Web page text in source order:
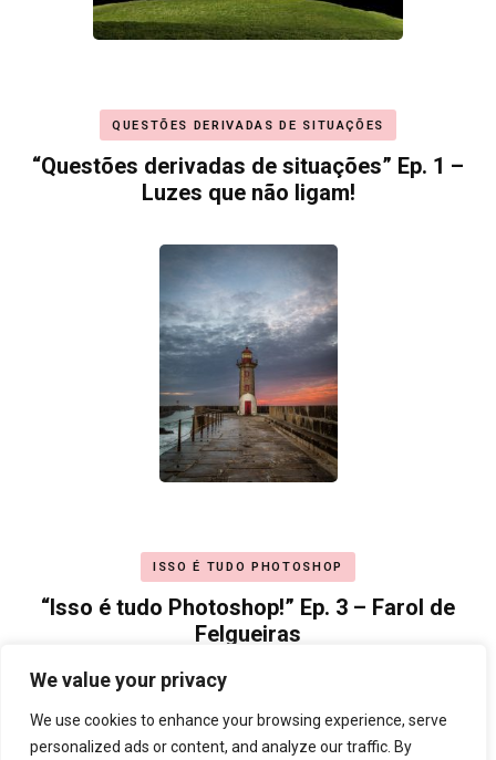
We value your privacy
We use cookies to enhance your browsing experience, serve
personalized ads or content, and analyze our traffic. By
QUESTÕES DERIVADAS DE SITUAÇÕES
“Questões derivadas de situações” Ep. 1 –
Luzes que não ligam!
ISSO É TUDO PHOTOSHOP
“Isso é tudo Photoshop!” Ep. 3 – Farol de
Felgueiras